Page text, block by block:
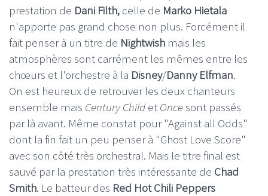
prestation de Dani Filth, celle de Marko Hietala
n'apporte pas grand chose non plus. Forcément il
fait penser à un titre de Nightwish mais les
atmosphères sont carrément les mêmes entre les
chœurs et l'orchestre à la Disney/Danny Elfman.
On est heureux de retrouver les deux chanteurs
ensemble mais Century Child et Oncesont passés
par là avant. Même constat pour "Against all Odds"
dont la fin fait un peu penser à "Ghost Love Score"
avec son côté très orchestral. Mais le titre final est
sauvé par la prestation très intéressante de Chad
Smith. Le batteur des Red Hot Chili Peppers